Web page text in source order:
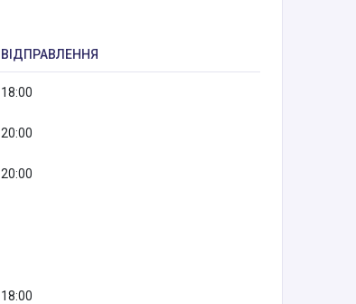
ВІДПРАВЛЕННЯ
18:00
20:00
20:00
18:00